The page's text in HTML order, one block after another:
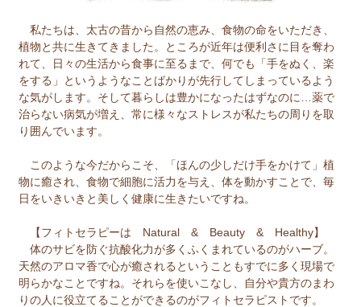
私たちは、太古の昔から自然の恵み、食物の命をいただき、
植物と共に生きてきました。ところが近年は便利さに目を奪わ
れて、日々の生活から食事に至るまで、何でも「手をぬく、楽
をする」というようなことばかりが先行してしまっているよう
な気がします。そして暮らしは豊かになったはずなのに…薬で
治らない病気が増え、常に様々なストレスが私たちの周りを取
り囲んでいます。
このような今だからこそ、「ほんの少しだけ手をかけて」植
物に癒され、食物で細胞に活力を与え、体を動かすことで、毎
日をいきいきと美しく健康に生きたいですね。
【フィトセラピーは Natural & Beauty & Healthy】
体のサビを防ぐ抗酸化力が多くふくまれているのがハーブ。
天然のアロマ香で心が癒されるということもすでに多く現場で
明らかなことですね。それらを使いこなし、自分や貴方のまわ
りの人に役立てることができるのがフィトセラピストです。